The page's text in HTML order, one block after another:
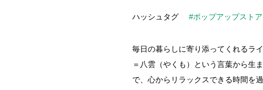
ハッシュタグ #ポップアップストア
毎日の暮らしに寄り添ってくれるラ
＝八雲（やくも）という言葉から生
で、心からリラックスできる時間を